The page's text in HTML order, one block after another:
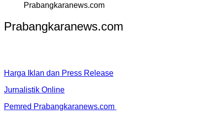
Prabangkaranews.com
Prabangkaranews.com
Harga Iklan dan Press Release
Jurnalistik Online
Pemred Prabangkaranews.com